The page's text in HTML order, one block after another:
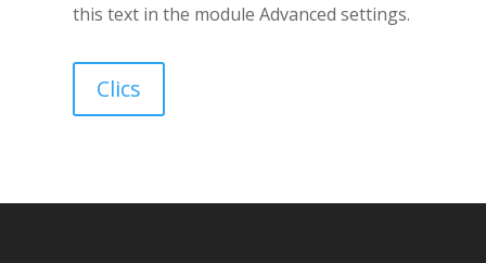
this text in the module Advanced settings.
Clics